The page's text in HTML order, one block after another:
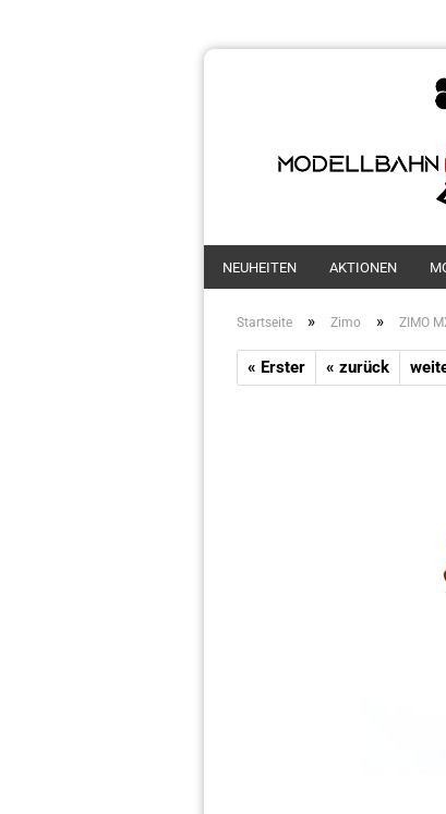
NEUHEITEN AKTIONEN
Startseite » Zimo » ZIMO
« Erster « zurück